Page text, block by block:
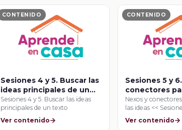
CONTENIDO
Sesiones 4 y 5. Buscar las
ideas principales de un
texto
Sesiones 4 y 5. Buscar las ideas
principales de un texto
Ver contenido
CONTENIDO
Sesiones 5 y
conectores
ideas
Nexos y
las ideas <<
Ver contenido